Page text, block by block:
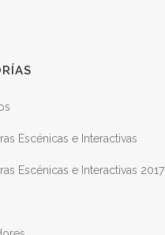
Escénicas e Interactivas
Escénicas e Interactivas 2017